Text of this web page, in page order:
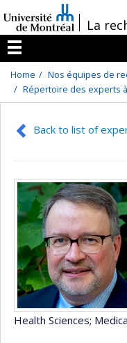
au
contenu
/La
Menu
Home
Nos équipes de
Répertoire des experts
Back to list of
Health Sciences;